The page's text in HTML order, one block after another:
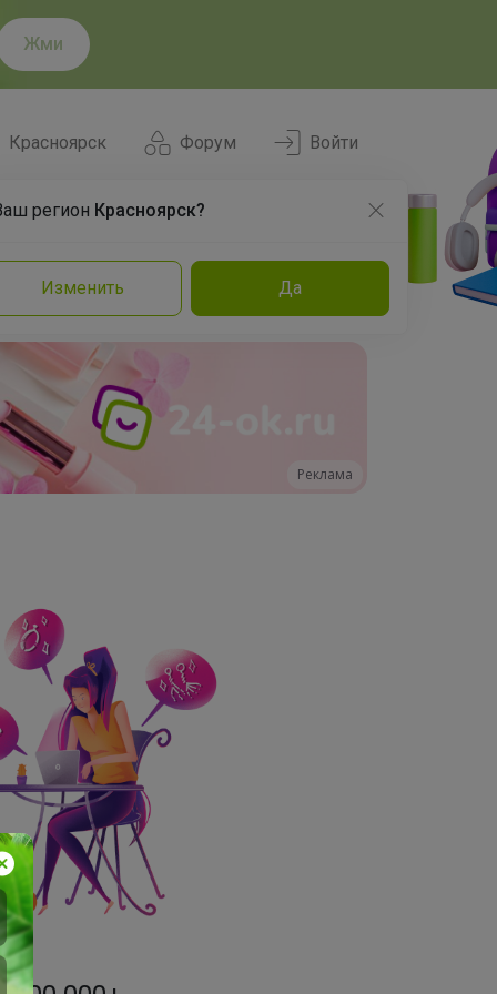
Жми
Форум
Красноярск
регион Красноярск?
Изменить Да
Войти
Команда Эксперты
Реклама